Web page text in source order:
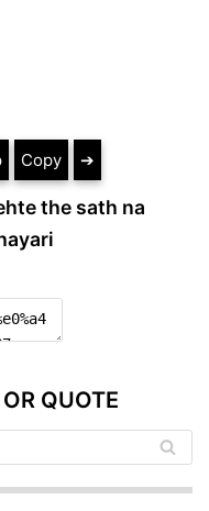
Copy ➔
the sath na
QUOTE